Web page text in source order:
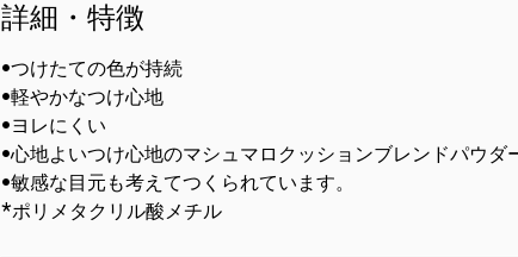
詳細・特徴
•つけたての色が持続
•軽やかなつけ心地
•ヨレにくい
•心地よいつけ心地のマシュマロクッションブレンドパウダ
•敏感な目元も考えてつくられています。
*ポリメタクリル酸メチル